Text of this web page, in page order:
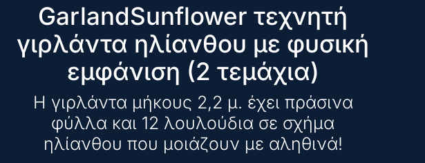
GarlandSunflower τεχνητή
γιρλάντα ηλίανθου με φυσική
εμφάνιση (2 τεμάχια)
Η γιρλάντα μήκους 2,2 μ. έχει πράσινα
φύλλα και 12 λουλούδια σε σχήμα
ηλίανθου που μοιάζουν με αληθινά!